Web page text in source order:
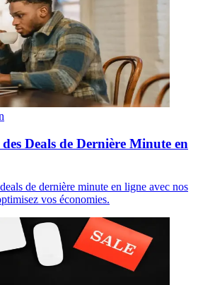
Deals de Dernière Minute en
de dernière minute en ligne avec nos
vos économies.